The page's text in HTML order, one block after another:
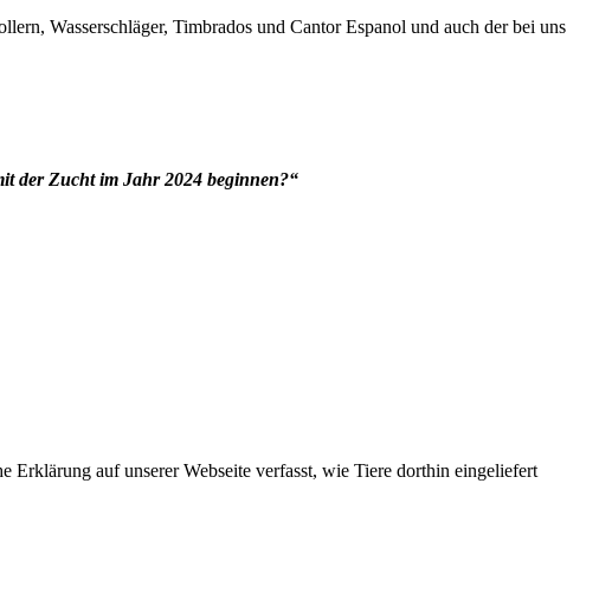
Wasserschläger, Timbrados und Cantor Espanol und auch der bei uns
der Zucht im Jahr 2024 beginnen?“
Erklärung auf unserer Webseite verfasst, wie Tiere dorthin eingeliefert